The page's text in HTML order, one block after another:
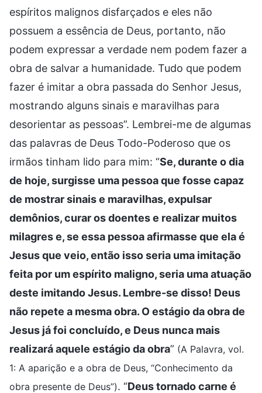
espíritos malignos disfarçados e eles não
possuem a essência de Deus, portanto, não
podem expressar a verdade nem podem fazer a
obra de salvar a humanidade. Tudo que podem
fazer é imitar a obra passada do Senhor Jesus,
mostrando alguns sinais e maravilhas para
desorientar as pessoas”. Lembrei-me de algumas
das palavras de Deus Todo-Poderoso que os
irmãos tinham lido para mim: “Se, durante o dia
de hoje, surgisse uma pessoa que fosse capaz
de mostrar sinais e maravilhas, expulsar
demônios, curar os doentes e realizar muitos
milagres e, se essa pessoa afirmasse que ela é
Jesus que veio, então isso seria uma imitação
feita por um espírito maligno, seria uma atuação
deste imitando Jesus. Lembre-se disso! Deus
não repete a mesma obra. O estágio da obra de
Jesus já foi concluído, e Deus nunca mais
realizará aquele estágio da obra” (A Palavra, vol.
1: A aparição e a obra de Deus, “Conhecimento da
obra presente de Deus”). “Deus tornado carne é